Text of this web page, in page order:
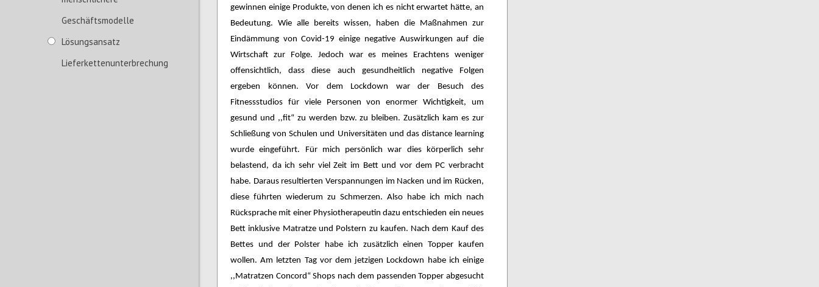
Geschäftsmodelle
Lösungsansatz
Lieferkettenunterbrechung
gewinnen einige Produkte, von denen ich es nicht erwartet hätte, an
Bedeutung. Wie alle bereits wissen, haben die Maßnahmen zur
Eindämmung von Covid-19 einige negative Auswirkungen auf die
Wirtschaft zur Folge. Jedoch war es meines Erachtens weniger
offensichtlich, dass diese auch gesundheitlich negative Folgen
ergeben können. Vor dem Lockdown war der Besuch des
Fitnessstudios für viele Personen von enormer Wichtigkeit, um
gesund und ,,fit“ zu werden bzw. zu bleiben. Zusätzlich kam es zur
Schließung von Schulen und Universitäten und das distance learning
wurde eingeführt. Für mich persönlich war dies körperlich sehr
belastend, da ich sehr viel Zeit im Bett und vor dem PC verbracht
habe. Daraus resultierten Verspannungen im Nacken und im Rücken,
diese führten wiederum zu Schmerzen. Also habe ich mich nach
Rücksprache mit einer Physiotherapeutin dazu entschieden ein neues
Bett inklusive Matratze und Polstern zu kaufen. Nach dem Kauf des
Bettes und der Polster habe ich zusätzlich einen Topper kaufen
wollen. Am letzten Tag vor dem jetzigen Lockdown habe ich einige
,,Matratzen Concord“ Shops nach dem passenden Topper abgesucht